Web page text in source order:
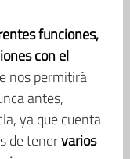
funciones,
con el
nos permitirá
antes,
ya que cuenta
de tenervarios